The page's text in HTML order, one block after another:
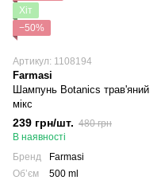
Хіт
−50%
Артикул: 1108194
Farmasi
Шампунь Botanics трав'яний
мікс
239 грн/шт. 480 грн
В наявності
Бренд
Farmasi
Обʼєм
500 ml